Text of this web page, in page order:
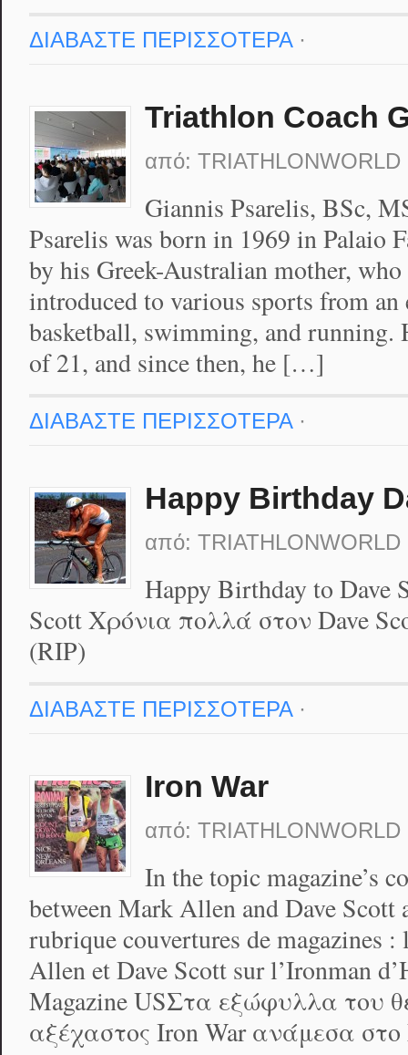
ΔΙΑΒΑΣΤΕ ΠΕΡΙΣΣΟΤΕΡΑ·
Triathlon Coach
από: TRIATHLONWORLD
Giannis Psarelis, BSc,
Psarelis was born in 1969 in Palaio
by his Greek-Australian mother,
introduced to various sports from an
basketball, swimming, and running.
of 21, and since then, he […]
ΔΙΑΒΑΣΤΕ ΠΕΡΙΣΣΟΤΕΡΑ·
Happy Birthday
από: TRIATHLONWORLD
Happy Birthday to Dave
Scott Χρόνια πολλά στον Dave
(RIP)
ΔΙΑΒΑΣΤΕ ΠΕΡΙΣΣΟΤΕΡΑ·
Iron War
από: TRIATHLONWORLD
In the topic magazine’s
between Mark Allen and Dave
rubrique couvertures de magazines
Allen et Dave Scott sur l’Ironman
Magazine USΣτα εξώφυλλα του
αξέχαστος Iron War ανάμεσα